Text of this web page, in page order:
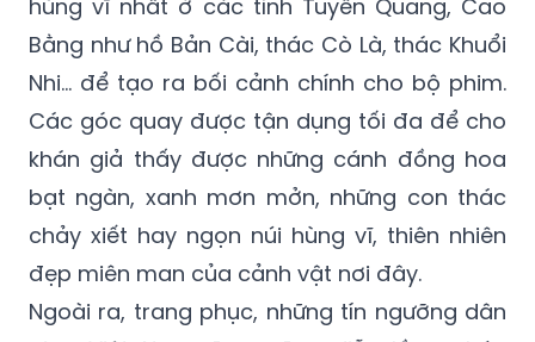
Nhi… để tạo ra bối cảnh chính cho bộ phim.
Các góc quay được tận dụng tối đa để cho
khán giả thấy được những cánh đồng hoa
bạt ngàn, xanh mơn mởn, những con thác
chảy xiết hay ngọn núi hùng vĩ, thiên nhiên
đẹp miên man của cảnh vật nơi đây.
Ngoài ra, trang phục, những tín ngưỡng dân
gian Việt Nam được đạo diễn lồng ghép
khéo léo vào trong tình tiết, nội dung phim.